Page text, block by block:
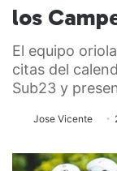
los
El equipo
citas del
Sub23 y
Jose Vicente